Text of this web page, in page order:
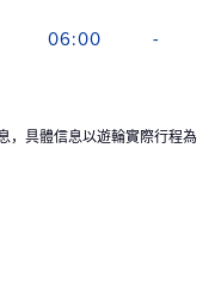
06:00 -
，具體信息以遊輪實際行程為